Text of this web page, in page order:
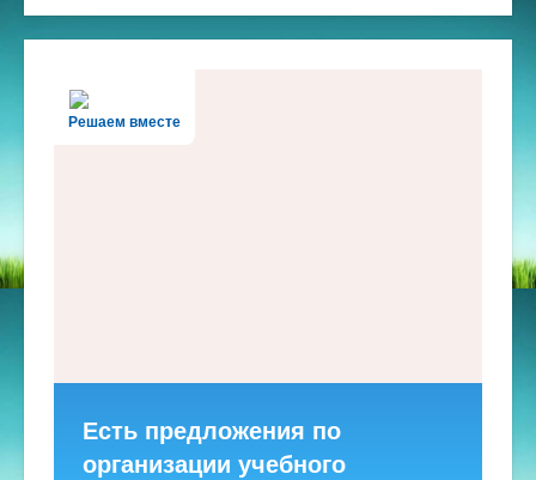
Решаем вместе
Есть предложения по
организации учебного